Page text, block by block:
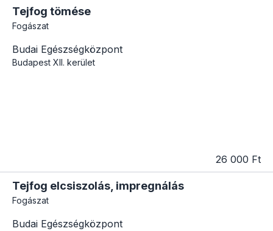
Tejfog tömése
Fogászat
Budai Egészségközpont
Budapest XII. kerület
26 000 Ft
Tejfog elcsiszolás, impregnálás
Fogászat
Budai Egészségközpont